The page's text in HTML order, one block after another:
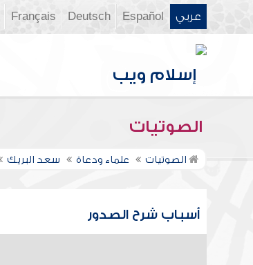
عربي Español
Deutsch
Français
الصوتيات
الصوتيات علماء ودعاة سعد البريك
أسباب شرح الصدور